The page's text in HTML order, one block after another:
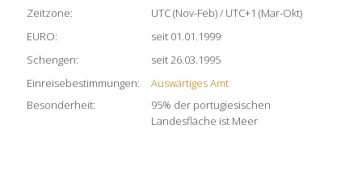
Zeitzone:
UTC (Nov-Feb) / UTC+1 (Mar-Okt)
EURO:
seit 01.01.1999
Schengen:
seit 26.03.1995
Einreisebestimmungen:
Auswärtiges Amt
Besonderheit:
95% der portugiesischen
Landesfläche ist Meer